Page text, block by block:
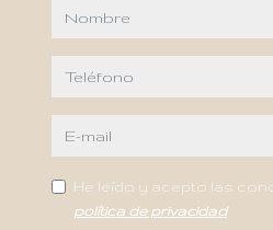
nombre
teléfono
e-mail
He leído y acepto las
política de privacidad